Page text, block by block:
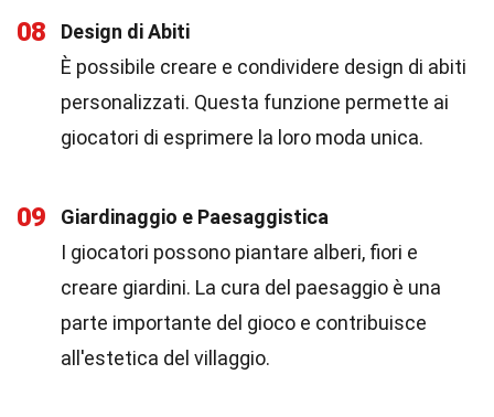
08
Design di Abiti
È possibile creare e condividere design di abiti
personalizzati. Questa funzione permette ai
giocatori di esprimere la loro moda unica.
09
Giardinaggio e Paesaggistica
I giocatori possono piantare alberi, fiori e
creare giardini. La cura del paesaggio è una
parte importante del gioco e contribuisce
all'estetica del villaggio.